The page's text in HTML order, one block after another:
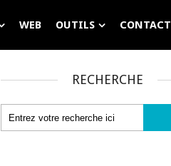
WEB OUTILS CONTACT
RECHERCHE